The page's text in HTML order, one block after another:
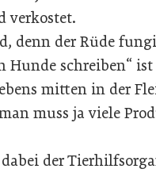
verkostet.
denn der Rüde
Hunde schreiben“
mitten in der
muss ja viele
der